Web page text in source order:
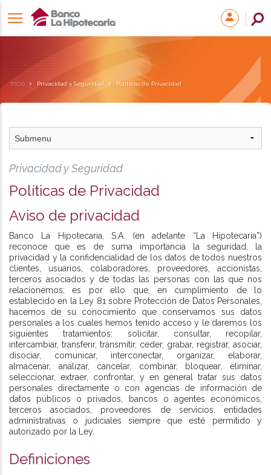
Inicio Privacidad y Seguridad Políticas de Privacidad
Privacidad y Seguridad
Políticas de Privacidad
Aviso de privacidad
Banco La Hipotecaria, S.A. (en adelante “La Hipotecaria”)
reconoce que es de suma importancia la seguridad, la
privacidad y la confidencialidad de los datos de todos nuestros
clientes, usuarios, colaboradores, proveedores, accionistas,
terceros asociados y de todas las personas con las que nos
relacionemos; es por ello que, en cumplimiento de lo
establecido en la Ley 81 sobre Protección de Datos Personales,
hacemos de su conocimiento que conservamos sus datos
personales a los cuales hemos tenido acceso y le daremos los
siguientes tratamientos: solicitar, consultar, recopilar,
intercambiar, transferir, transmitir, ceder, grabar, registrar, asociar,
disociar, comunicar, interconectar, organizar, elaborar,
almacenar, analizar, cancelar, combinar, bloquear, eliminar,
seleccionar, extraer, confrontar, y en general tratar sus datos
personales directamente o con agencias de información de
datos públicos o privados, bancos o agentes económicos,
terceros asociados, proveedores de servicios, entidades
administrativas o judiciales siempre que esté permitido y
autorizado por la Ley.
Definiciones